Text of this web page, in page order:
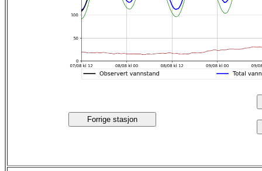
Forrige stasjon